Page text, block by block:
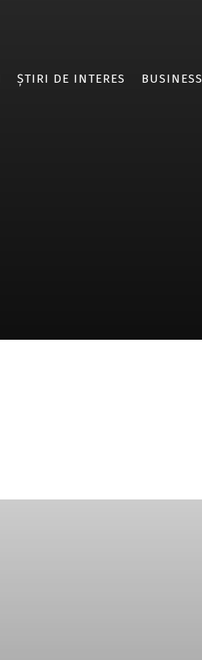
ȘTIRI DE INTERES BUSINESS